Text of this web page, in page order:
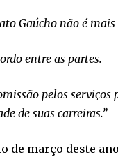
Gaúcho não é
entre as partes.
pelos
de suas carreiras.”
de março deste